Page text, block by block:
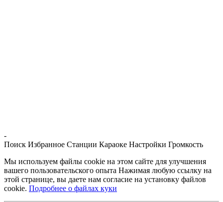
-
Поиск Избранное Станции Караоке Настройки Громкость
Мы используем файлы cookie на этом сайте для улучшения
вашего пользовательского опыта Нажимая любую ссылку на
этой странице, вы даете нам согласие на установку файлов
cookie. Подробнее о файлах куки